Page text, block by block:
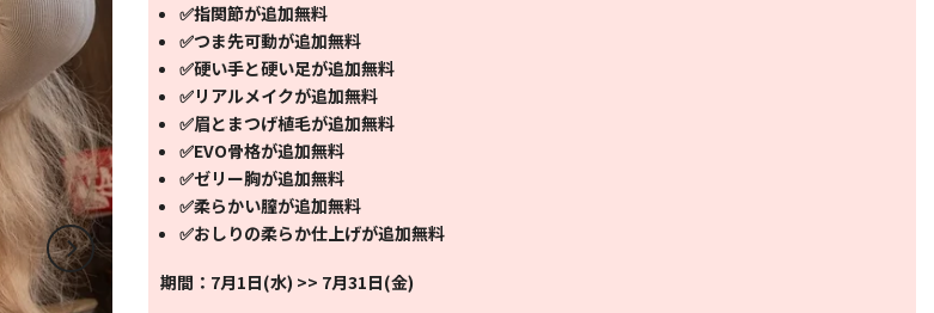
✅指関節が追加無料
✅つま先可動が追加無料
✅硬い手と硬い足が追加無料
✅リアルメイクが追加無料
✅眉とまつげ植毛が追加無料
✅EVO骨格が追加無料
✅ゼリー胸が追加無料
✅柔らかい膣が追加無料
✅おしりの柔らか仕上げが追加無料
期間：7月1日(水) >> 7月31日(金)